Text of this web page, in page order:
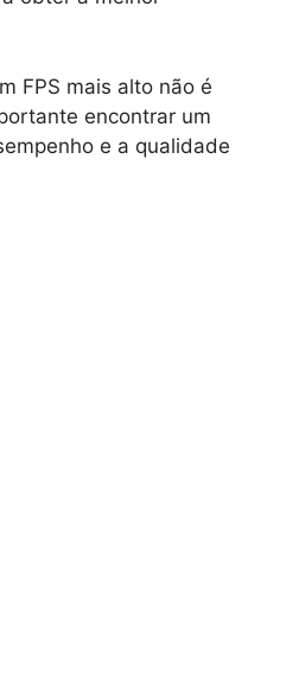
FPS mais alto não é
encontrar um
e a qualidade